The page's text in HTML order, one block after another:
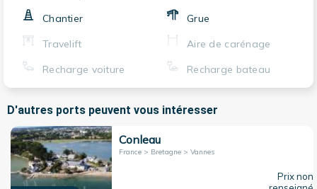
Chantier
Grue
Travelift
Aire de carénage
Recharge voiture
Recharge bateau
D'autres ports peuvent vous intéresser
Conleau
France > Bretagne > Vannes
Prix non